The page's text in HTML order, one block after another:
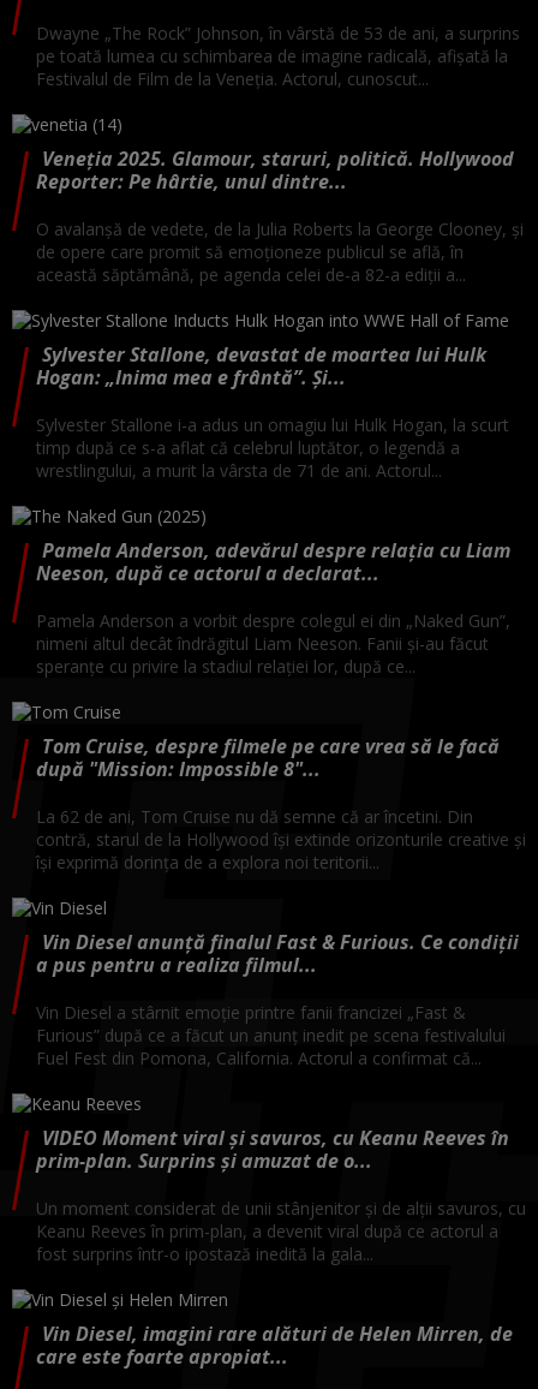
Dwayne „The Rock” Johnson, în vârstă de 53 de ani, a surprins
pe toată lumea cu schimbarea de imagine radicală, afișată la
Festivalul de Film de la Veneția. Actorul, cunoscut...
Veneția 2025. Glamour, staruri, politică. Hollywood
Reporter: Pe hârtie, unul dintre...
O avalanşă de vedete, de la Julia Roberts la George Clooney, şi
de opere care promit să emoţioneze publicul se află, în
această săptămână, pe agenda celei de-a 82-a ediţii a...
Sylvester Stallone, devastat de moartea lui Hulk
Hogan: „Inima mea e frântă”. Și...
Sylvester Stallone i-a adus un omagiu lui Hulk Hogan, la scurt
timp după ce s-a aflat că celebrul luptător, o legendă a
wrestlingului, a murit la vârsta de 71 de ani. Actorul...
Pamela Anderson, adevărul despre relația cu Liam
Neeson, după ce actorul a declarat...
Pamela Anderson a vorbit despre colegul ei din „Naked Gun”,
nimeni altul decât îndrăgitul Liam Neeson. Fanii și-au făcut
speranțe cu privire la stadiul relației lor, după ce...
Tom Cruise, despre filmele pe care vrea să le facă
după "Mission: Impossible 8"...
La 62 de ani, Tom Cruise nu dă semne că ar încetini. Din
contră, starul de la Hollywood își extinde orizonturile creative și
își exprimă dorința de a explora noi teritorii...
Vin Diesel anunță finalul Fast & Furious. Ce condiții
a pus pentru a realiza filmul...
Vin Diesel a stârnit emoție printre fanii francizei „Fast &
Furious” după ce a făcut un anunț inedit pe scena festivalului
Fuel Fest din Pomona, California. Actorul a confirmat că...
VIDEO Moment viral și savuros, cu Keanu Reeves în
prim-plan. Surprins și amuzat de o...
Un moment considerat de unii stânjenitor și de alții savuros, cu
Keanu Reeves în prim-plan, a devenit viral după ce actorul a
fost surprins într-o ipostază inedită la gala...
Vin Diesel, imagini rare alături de Helen Mirren, de
care este foarte apropiat...